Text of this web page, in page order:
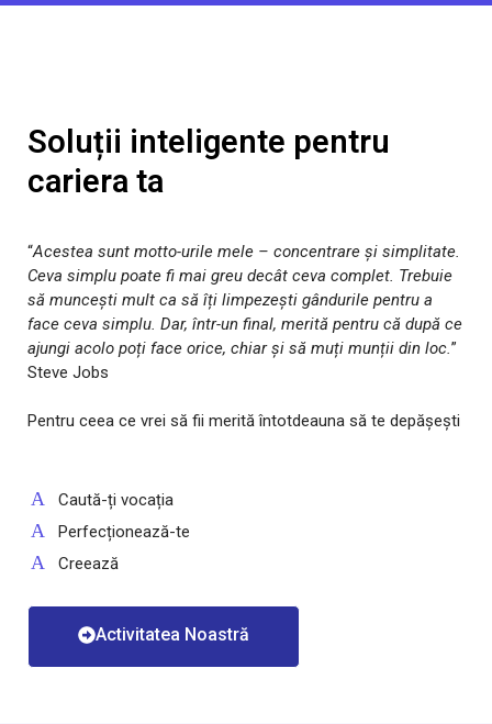
Soluții inteligente pentru
cariera ta
“Acestea sunt motto-urile mele – concentrare și simplitate.
Ceva simplu poate fi mai greu decât ceva complet. Trebuie
să muncești mult ca să îți limpezești gândurile pentru a
face ceva simplu. Dar, într-un final, merită pentru că după ce
ajungi acolo poți face orice, chiar și să muți munții din loc. ”
Steve Jobs
Pentru ceea ce vrei să fii merită întotdeauna să te depășești
Caută-ți vocația
Perfecționează-te
Creează
Activitatea Noastră